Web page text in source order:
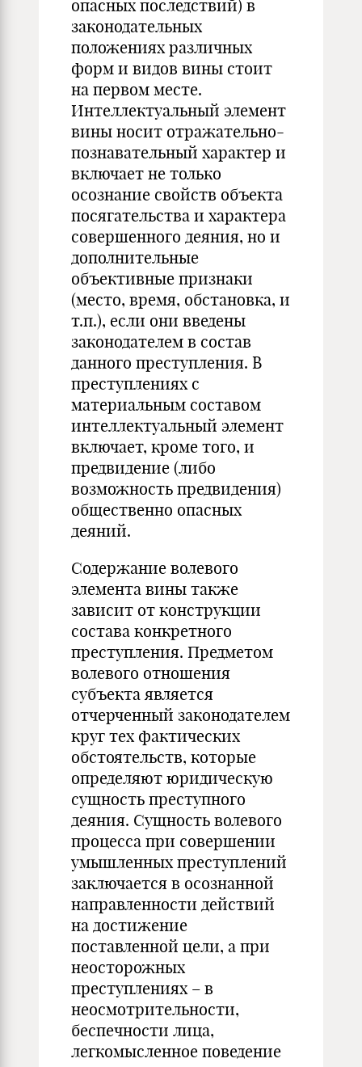
опасных последствий) в
законодательных
положениях различных
форм и видов вины стоит
на первом месте.
Интеллектуальный элемент
вины носит отражательно-
познавательный характер и
включает не только
осознание свойств объекта
посягательства и характера
совершенного деяния, но и
дополнительные
объективные признаки
(место, время, обстановка, и
т.п.), если они введены
законодателем в состав
данного преступления. В
преступлениях с
материальным составом
интеллектуальный элемент
включает, кроме того, и
предвидение (либо
возможность предвидения)
общественно опасных
деяний.
Содержание волевого
элемента вины также
зависит от конструкции
состава конкретного
преступления. Предметом
волевого отношения
субъекта является
отчерченный законодателем
круг тех фактических
обстоятельств, которые
определяют юридическую
сущность преступного
деяния. Сущность волевого
процесса при совершении
умышленных преступлений
заключается в осознанной
направленности действий
на достижение
поставленной цели, а при
неосторожных
преступлениях – в
неосмотрительности,
беспечности лица,
легкомысленное поведение